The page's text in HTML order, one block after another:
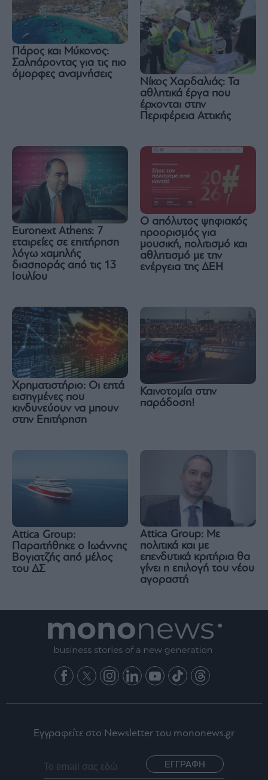
Πάρος και Μύκονος:
Σαλπάροντας για τις πιο
όμορφες αναμνήσεις
Νίκος Χαρδαλιάς: Τα
αθλητικά έργα που
έρχονται στην
Περιφέρεια Αττικής
Euronext Athens: 7
εταιρείες σε επιτήρηση
λόγω χαμηλής
διασποράς από τις 13
Ιουλίου
Ο απόλυτος ψηφιακός
προορισμός για
μουσική, πολιτισμό και
αθλητισμό με την
ενέργεια της ΔΕΗ
Χρηματιστήριο: Οι επτά
εισηγμένες που
κινδυνεύουν να μπουν
στην Επιτήρηση
Καινοτομία στην
παράδοση!
Attica Group:
Παραιτήθηκε ο Ιωάννης
Βογιατζής από μέλος
του ΔΣ
Attica Group: Με
πολιτικά και με
επενδυτικά κριτήρια θα
γίνει η επιλογή του νέου
αγοραστή
Εγγραφείτε στο Newsletter του mononews.gr
ΕΓΓΡΑΦΗ